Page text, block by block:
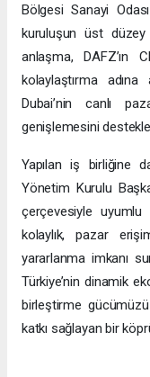
Bölgesi Sanayi
kuruluşun üst
anlaşma, DAFZ’ın
kolaylaştırma adına
Dubai’nin canlı
genişlemesini
Yapılan iş birliğine
Yönetim Kurulu
çerçevesiyle
kolaylık, pazar
yararlanma imkanı
Türkiye’nin dinamik
birleştirme
katkı sağlayan bir